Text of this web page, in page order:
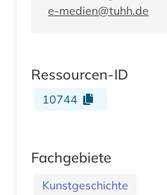
e-medien@tuhh.de
Ressourcen-ID
10744
Fachgebiete
Kunstgeschichte